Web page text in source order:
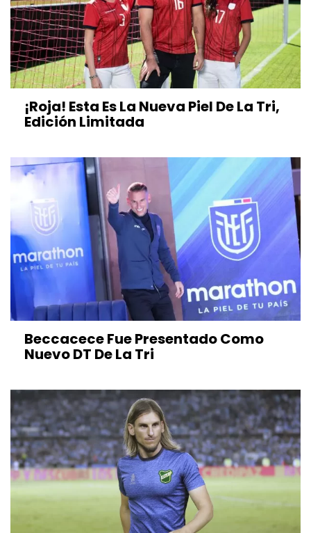
¡Roja! Esta Es La Nueva Piel De La Tri,
Edición Limitada
Beccacece Fue Presentado Como
Nuevo DT De La Tri